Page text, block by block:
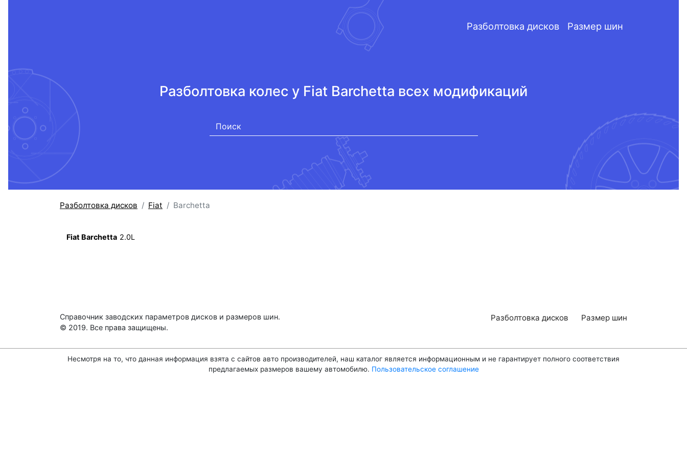
Разболтовка дисков Размер шин
Разболтовка колес у Fiat Barchetta всех модификаций
Разболтовка дисков Fiat Barchetta
Fiat Barchetta 2.0L
Справочник заводских параметров дисков и размеров шин.
© 2019. Все права защищены.
Разболтовка дисков Размер шин
Несмотря на то, что данная информация взята с сайтов авто производителей, наш каталог является информационным и не гарантирует полного соответствия
предлагаемых размеров вашему автомобилю. Пользовательское соглашение